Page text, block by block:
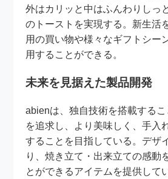
外はカリッと中はふんわりしっ
のトーストを実現する。新生活
用の買い物や様々なギフトシー
用することができる。
未来を見据えた製品開発
abienは、独自技術を搭載する
を追求し、より美味しく、手入
することを目指している。デザ
り、焼き立て・出来立ての感動
とができるアイテムを提供して